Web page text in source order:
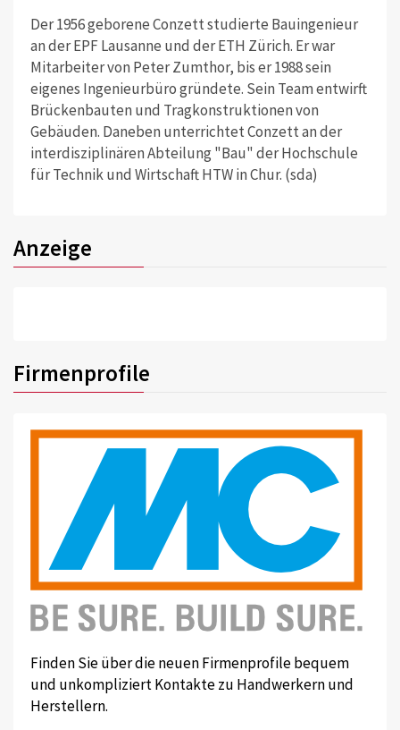
Der 1956 geborene Conzett studierte Bauingenieur
an der EPF Lausanne und der ETH Zürich. Er war
Mitarbeiter von Peter Zumthor, bis er 1988 sein
eigenes Ingenieurbüro gründete. Sein Team entwirft
Brückenbauten und Tragkonstruktionen von
Gebäuden. Daneben unterrichtet Conzett an der
interdisziplinären Abteilung "Bau" der Hochschule
für Technik und Wirtschaft HTW in Chur. (sda)
Anzeige
Firmenprofile
Finden Sie über die neuen Firmenprofile bequem
und unkompliziert Kontakte zu Handwerkern und
Herstellern.